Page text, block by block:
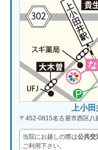
上小
〒452-0815名古屋市西区八
当院にお越しの際は公共交
ご利用下さい。